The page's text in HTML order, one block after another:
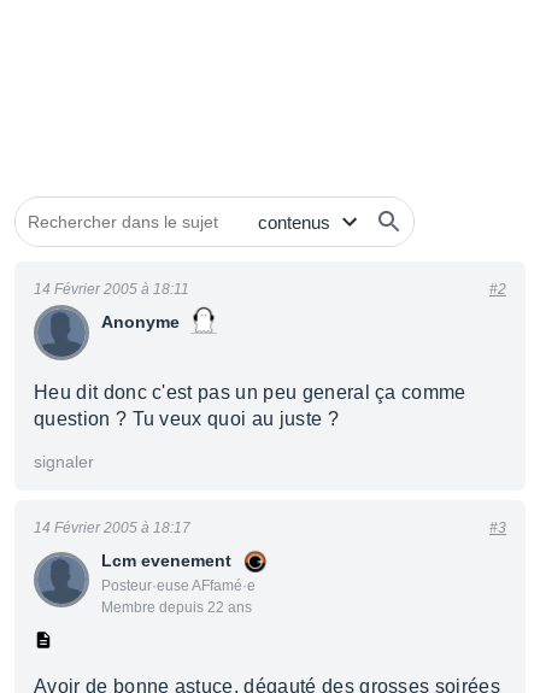
Anonyme
14 Février 2005 à 18:11 #2
Heu dit donc c'est pas un peu general ça comme
question ? Tu veux quoi au juste ?
signaler
Lcm evenement
Posteur·euse AFfamé·e
Membre depuis 22 ans
14 Février 2005 à 18:17 #3
Avoir de bonne astuce, dégauté des grosses soirées